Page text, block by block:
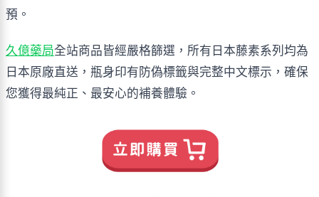
預。
久億藥局全站商品皆經嚴格篩選，所有日本藤素系列均為
日本原廠直送，瓶身印有防偽標籤與完整中文標示，確保
您獲得最純正、最安心的補養體驗。